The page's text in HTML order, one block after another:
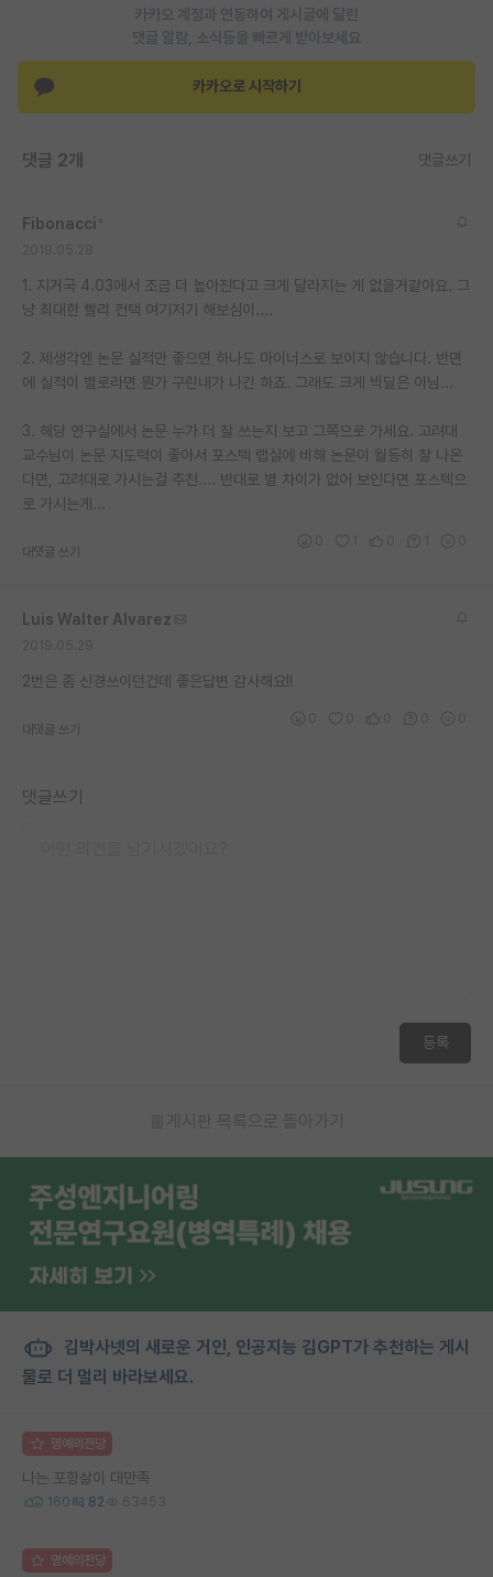
반도체 아카데미
카카오 계정과 연동하여 게시글에 달린
댓글 알람, 소식등을 빠르게 받아보세요
카카오로 시작하기
댓글 2개 댓글쓰기
Fibonacci
1. 지거국 4.03에서 조금 더 높아진다고 크게 달라지는 게 없을거같아요. 그
냥 최대한 빨리 컨택 여기저기 해보심이....
2. 제생각엔 논문 실적만 좋으면 하나도 마이너스로 보이지 않습니다. 반면
에 실적이 별로라면 뭔가 구린내가 나긴 하죠. 그래도 크게 빅딜은 아님...
3. 해당 연구실에서 논문 누가 더 잘 쓰는지 보고 그쪽으로 가세요. 고려대
교수님이 논문 지도력이 좋아서 포스텍 랩실에 비해 논문이 월등히 잘 나온
다면, 고려대로 가시는걸 추천.... 반대로 별 차이가 없어 보인다면 포스텍으
로 가시는게...
대댓글 쓰기
Luis Walter Alvarez
2번은 좀 신경쓰이던건데 좋은답변 감사해요!!
대댓글 쓰기
댓글쓰기
등록
게시판 목록으로 돌아가기
김박사넷의 새로운 거인, 인공지능 김GPT가 추천하는 게시
물로 더 멀리 바라보세요.
명예의전당
나는 포항살이 대만족
160 82 63453
명예의전당